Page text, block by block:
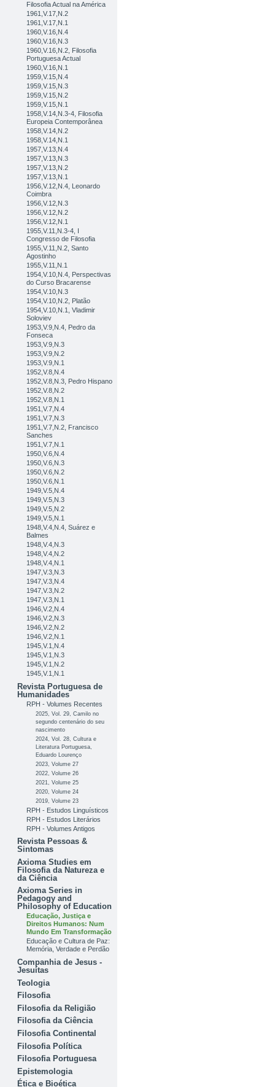
Filosofia Actual na América
1961,V.17,N.2
1961,V.17,N.1
1960,V.16,N.4
1960,V.16,N.3
1960,V.16,N.2, Filosofia
Portuguesa Actual
1960,V.16,N.1
1959,V.15,N.4
1959,V.15,N.3
1959,V.15,N.2
1959,V.15,N.1
1958,V.14,N.3-4, Filosofia
Europeia Contemporânea
1958,V.14,N.2
1958,V.14,N.1
1957,V.13,N.4
1957,V.13,N.3
1957,V.13,N.2
1957,V.13,N.1
1956,V.12,N.4, Leonardo
Coimbra
1956,V.12,N.3
1956,V.12,N.2
1956,V.12,N.1
1955,V.11,N.3-4, I
Congresso de Filosofia
1955,V.11,N.2, Santo
Agostinho
1955,V.11,N.1
1954,V.10,N.4, Perspectivas
do Curso Bracarense
1954,V.10,N.3
1954,V.10,N.2, Platão
1954,V.10,N.1, Vladimir
Soloviev
1953,V.9,N.4, Pedro da
Fonseca
1953,V.9,N.3
1953,V.9,N.2
1953,V.9,N.1
1952,V.8,N.4
1952,V.8,N.3, Pedro Hispano
1952,V.8,N.2
1952,V.8,N.1
1951,V.7,N.4
1951,V.7,N.3
1951,V.7,N.2, Francisco
Sanches
1951,V.7,N.1
1950,V.6,N.4
1950,V.6,N.3
1950,V.6,N.2
1950,V.6,N.1
1949,V.5,N.4
1949,V.5,N.3
1949,V.5,N.2
1949,V.5,N.1
1948,V.4,N.4, Suárez e
Balmes
1948,V.4,N.3
1948,V.4,N.2
1948,V.4,N.1
1947,V.3,N.3
1947,V.3,N.4
1947,V.3,N.2
1947,V.3,N.1
1946,V.2,N.4
1946,V.2,N.3
1946,V.2,N.2
1946,V.2,N.1
1945,V.1,N.4
1945,V.1,N.3
1945,V.1,N.2
1945,V.1,N.1
Revista Portuguesa de
Humanidades
RPH - Volumes Recentes
2025, Vol. 29, Camilo no
segundo centenário do seu
nascimento
2024, Vol. 28, Cultura e
Literatura Portuguesa,
Eduardo Lourenço
2023, Volume 27
2022, Volume 26
2021, Volume 25
2020, Volume 24
2019, Volume 23
RPH - Estudos Linguísticos
RPH - Estudos Literários
RPH - Volumes Antigos
Revista Pessoas &
Sintomas
Axioma Studies em
Filosofia da Natureza e
da Ciência
Axioma Series in
Pedagogy and
Philosophy of Education
Educação, Justiça e
Direitos Humanos: Num
Mundo Em Transformação
Educação e Cultura de Paz:
Memória, Verdade e Perdão
Companhia de Jesus -
Jesuítas
Teologia
Filosofia
Filosofia da Religião
Filosofia da Ciência
Filosofia Continental
Filosofia Política
Filosofia Portuguesa
Epistemologia
Ética e Bioética